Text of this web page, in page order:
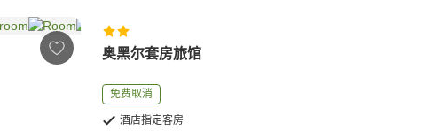
奥黑尔套房旅馆
免费取消
酒店指定客房